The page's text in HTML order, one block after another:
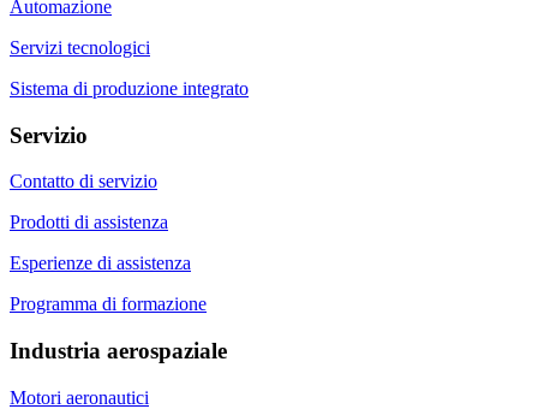
Automazione
Servizi tecnologici
Sistema di produzione integrato
Servizio
Contatto di servizio
Prodotti di assistenza
Esperienze di assistenza
Programma di formazione
Industria aerospaziale
Motori aeronautici